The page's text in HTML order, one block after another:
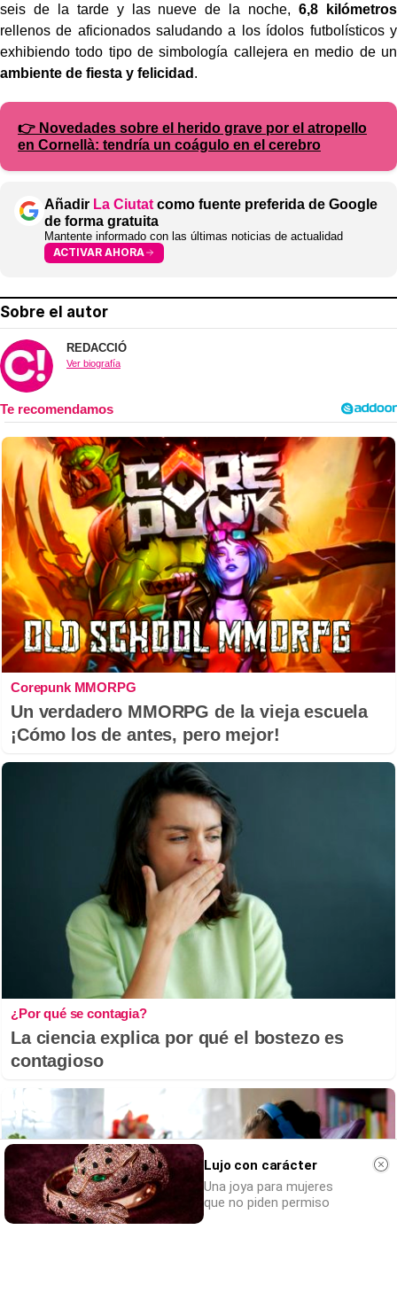
seis de la tarde y las nueve de la noche,6,8 kilómetros
rellenos de aficionados saludando a los ídolos futbolísticos y
exhibiendo todo tipo de simbología callejera en medio de un
ambiente de fiesta y felicidad .
👉 Novedades sobre el herido grave por el atropello
en Cornellà: tendría un coágulo en el cerebro
Añadir La Ciutat como fuente preferida de Google
de forma gratuita
Mantente informado con las últimas noticias de actualidad
ACTIVAR AHORA
Sobre el autor
REDACCIÓ
Ver biografía
Corepunk MMORPG
Un verdadero MMORPG de la vieja escuela
¡Cómo los de antes, pero mejor!
¿Por qué se contagia?
La ciencia explica por qué el bostezo es
contagioso
Lujo con carácter
Una joya para mujeres
que no piden permiso